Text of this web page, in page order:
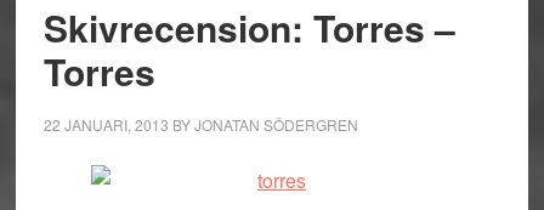
Skivrecension: Torres –
Torres
22 JANUARI, 2013 BYJONATAN SÖDERGREN